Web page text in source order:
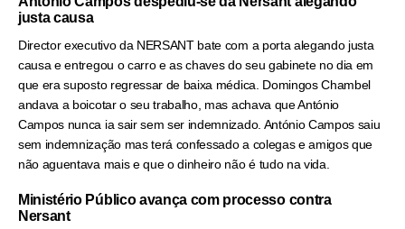
justa causa
Director executivo da NERSANT bate com a porta alegando justa
causa e entregou o carro e as chaves do seu gabinete no dia em
que era suposto regressar de baixa médica. Domingos Chambel
andava a boicotar o seu trabalho, mas achava que António
Campos nunca ia sair sem ser indemnizado. António Campos saiu
sem indemnização mas terá confessado a colegas e amigos que
não aguentava mais e que o dinheiro não é tudo na vida.
Ministério Público avança com processo contra
Nersant